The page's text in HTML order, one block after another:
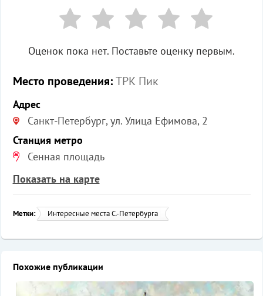
Оценок пока нет. Поставьте оценку первым.
Место проведения:ТРК Пик
Адрес
Санкт-Петербург, ул. ​Улица Ефимова, 2
Станция метро
​Сенная площадь
Показать на карте
Метки: Интересные места С.-Петербурга
Похожие публикации